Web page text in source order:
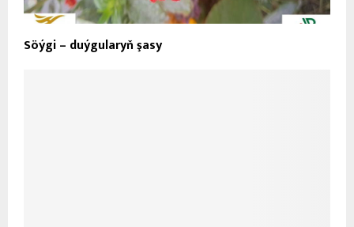
Söýgi – duýgularyň şasy